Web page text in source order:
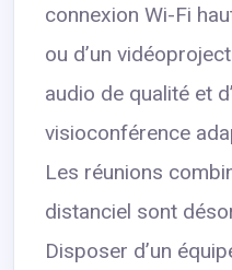
connexion Wi-Fi
ou d’un
audio de qualité et
visioconférence
Les réunions
distanciel sont
Disposer d’un